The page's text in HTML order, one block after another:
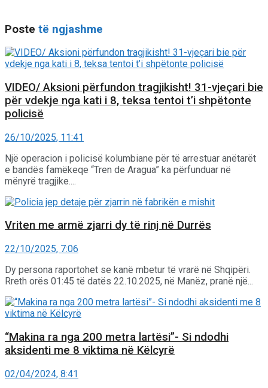
Poste të ngjashme
VIDEO/ Aksioni përfundon tragjikisht! 31-vjeçari bie
për vdekje nga kati i 8, teksa tentoi t’i shpëtonte
policisë
26/10/2025, 11:41
Një operacion i policisë kolumbiane për të arrestuar anëtarët
e bandës famëkeqe “Tren de Aragua” ka përfunduar në
mënyrë tragjike....
Vriten me armë zjarri dy të rinj në Durrës
22/10/2025, 7:06
Dy persona raportohet se kanë mbetur të vrarë në Shqipëri.
Rreth orës 01:45 të datës 22.10.2025, në Manëz, pranë një...
“Makina ra nga 200 metra lartësi”- Si ndodhi
aksidenti me 8 viktima në Këlcyrë
02/04/2024, 8:41